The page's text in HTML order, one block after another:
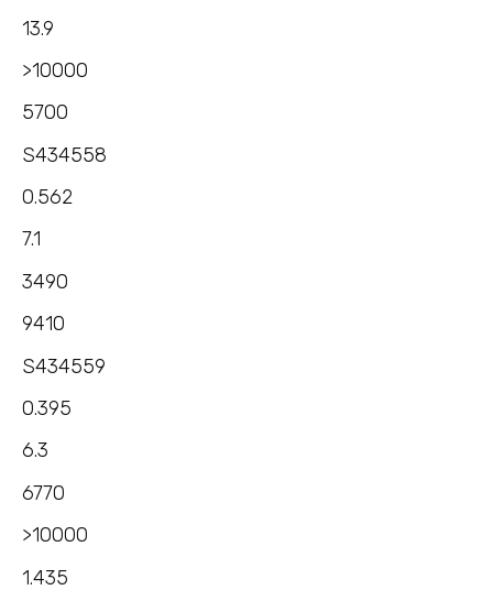
13.9
>10000
5700
S434558
0.562
7.1
3490
9410
S434559
0.395
6.3
6770
>10000
1.435